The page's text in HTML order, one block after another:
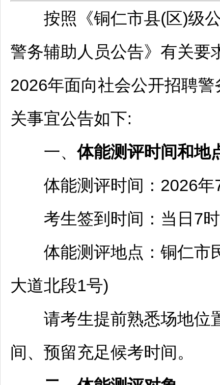
按照《铜仁市县(区)级
警务辅助人员公告》有关要
2026年面向社会公开招聘警
关事宜公告如下:
一、体能测评时间和地
体能测评时间：2026年
考生签到时间：当日7时
体能测评地点： 铜仁市
大道北段1号)
请考生提前熟悉场地位
间、预留充足候考时间。